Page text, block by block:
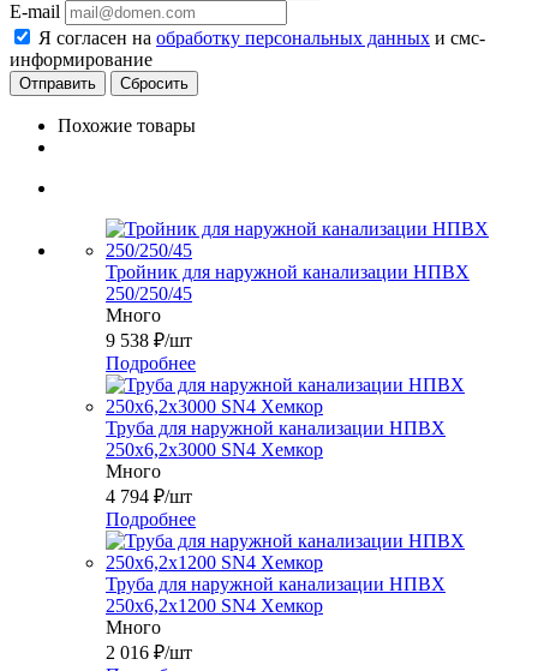
E-mail
Я согласен на обработку персональных данных и смс-
информирование
Сбросить
Похожие товары
Тройник для наружной канализации НПВХ
250/250/45
Много
9 538 ₽/шт
Подробнее
Труба для наружной канализации НПВХ
250x6,2x3000 SN4 Хемкор
Много
4 794 ₽/шт
Подробнее
Труба для наружной канализации НПВХ
250x6,2x1200 SN4 Хемкор
Много
2 016 ₽/шт